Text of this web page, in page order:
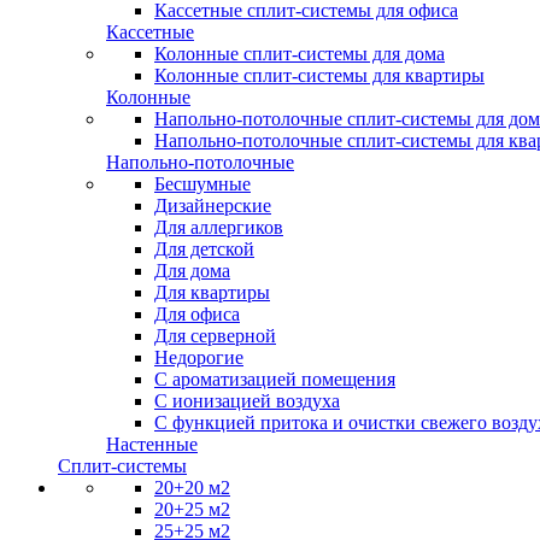
Кассетные сплит-системы для офиса
Кассетные
Колонные сплит-системы для дома
Колонные сплит-системы для квартиры
Колонные
Напольно-потолочные сплит-системы для
Напольно-потолочные сплит-системы для
Напольно-потолочные
Бесшумные
Дизайнерские
Для аллергиков
Для детской
Для дома
Для квартиры
Для офиса
Для серверной
Недорогие
С ароматизацией помещения
С ионизацией воздуха
С функцией притока и очистки свежего
Настенные
Сплит-системы
20+20 м2
20+25 м2
25+25 м2